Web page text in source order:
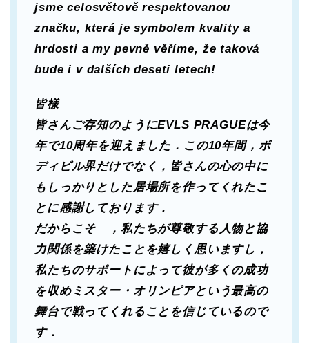
jsme celosvětově respektovanou
značku, která je symbolem kvality a
hrdosti a my pevně věříme, že taková
bude i v dalších deseti letech!
皆様
皆さんご存知のようにEVLS PRAGUEは今
年で10周年を迎えました．この10年間，ボ
ディビル界だけでなく，皆さんの心の中に
もしっかりとした居場所を作ってくれたこ
とに感謝しております．
だからこそ ，私たちが尊敬する人物と協
力関係を築けたことを嬉しく思いますし，
私たちのサポートによって彼が多くの成功
を収めミスター・オリンピアという最高の
舞台で戦ってくれることを信じているので
す．